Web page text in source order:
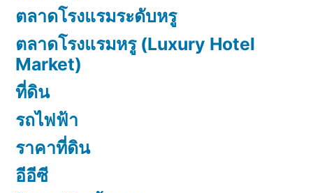
ตลาดโรงแรมระดับหรู
ตลาดโรงแรมหรู (Luxury Hotel
Market)
ที่ดิน
รถไฟฟ้า
ราคาที่ดิน
อีอีซี